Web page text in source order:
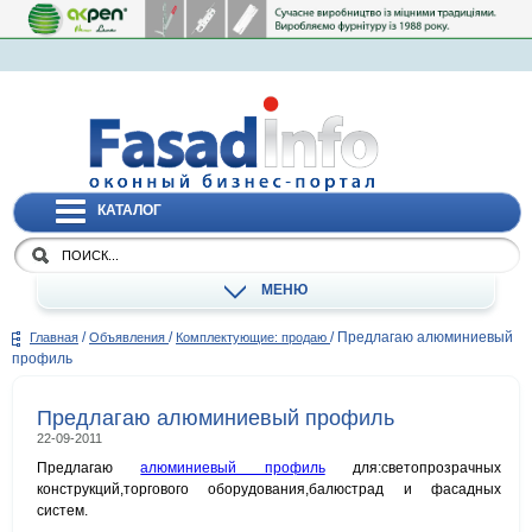
КАТАЛОГ
МЕНЮ
Главная / Объявления / Комплектующие: продаю / Предлагаю алюминиевый
профиль
Предлагаю алюминиевый профиль
22-09-2011
Предлагаюалюминиевый профильдля:светопрозрачных
конструкций,торгового оборудования,балюстрад и фасадных
систем.